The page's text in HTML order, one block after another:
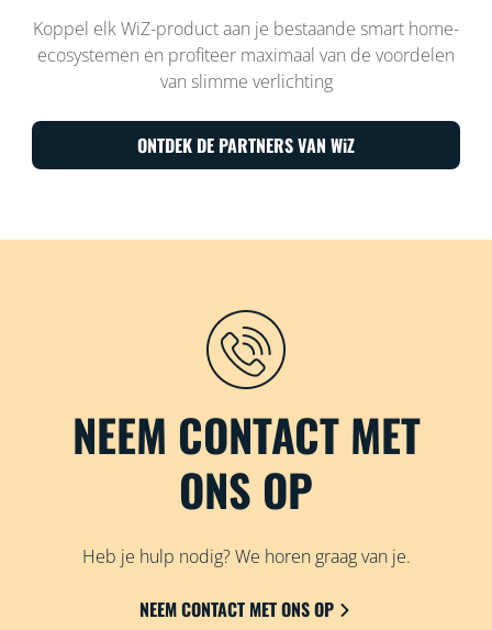
Koppel elk WiZ-product aan je bestaande smart home-
ecosystemen en profiteer maximaal van de voordelen
van slimme verlichting
ONTDEK DE PARTNERS VAN WiZ
NEEM CONTACT MET
ONS OP
Heb je hulp nodig? We horen graag van je.
NEEM CONTACT MET ONS OP